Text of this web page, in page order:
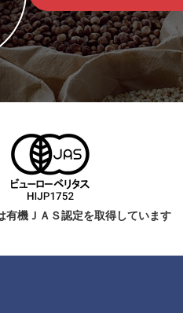
有機ＪＡＳ認定を取得しています